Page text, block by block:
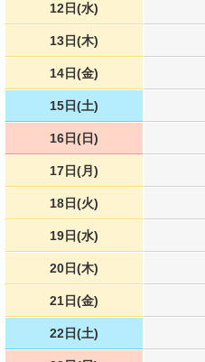
12日(水)
13日(木)
14日(金)
15日(土)
16日(日)
17日(月)
18日(火)
19日(水)
20日(木)
21日(金)
22日(土)